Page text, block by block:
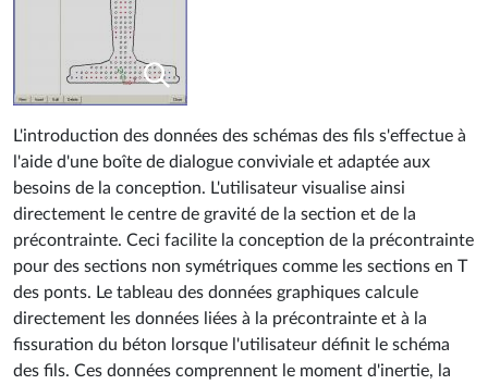
L'introduction des données des schémas des fils s'effectue à
l'aide d'une boîte de dialogue conviviale et adaptée aux
besoins de la conception. L'utilisateur visualise ainsi
directement le centre de gravité de la section et de la
précontrainte. Ceci facilite la conception de la précontrainte
pour des sections non symétriques comme les sections en T
des ponts. Le tableau des données graphiques calcule
directement les données liées à la précontrainte et à la
ﬁssuration du béton lorsque l'utilisateur définit le schéma
des fils. Ces données comprennent le moment d'inertie, la